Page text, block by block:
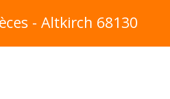
- Altkirch 68130